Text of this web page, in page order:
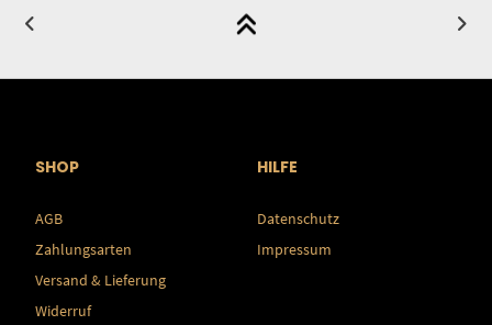
SHOP
AGB
Zahlungsarten
Versand & Lieferung
Widerruf
HILFE
Datenschutz
Impressum